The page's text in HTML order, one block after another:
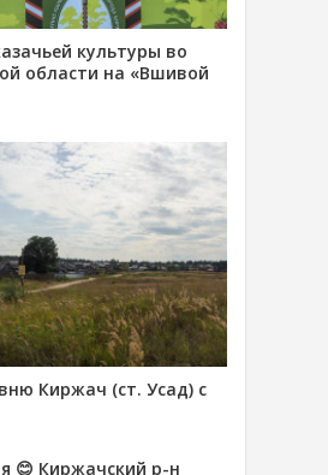
культуры во
области на «Вшивой
Киржач (ст. Усад) с
😊 Киржачский р-н